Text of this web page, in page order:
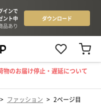
物のお届け停止・遅延について
> ファッション > 2ページ目